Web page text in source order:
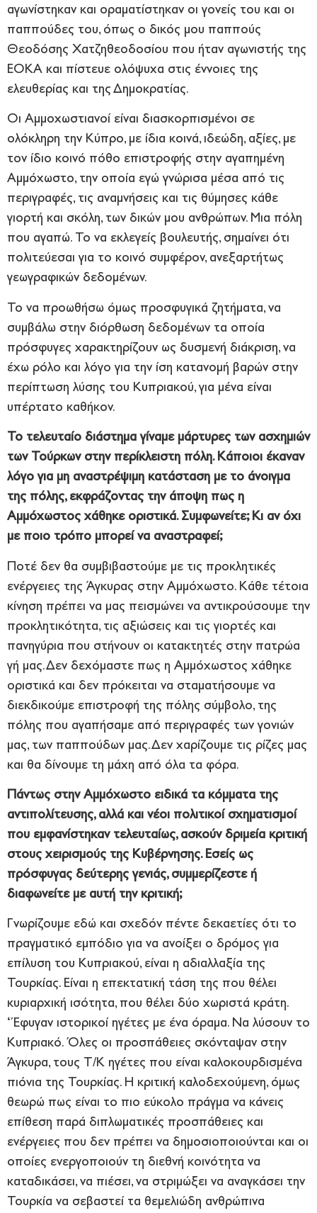
αγωνίστηκαν και οραματίστηκαν οι γονείς του και οι
παππούδες του, όπως ο δικός μου παππούς
Θεοδόσης Χατζηθεοδοσίου που ήταν αγωνιστής της
ΕΟΚΑ και πίστευε ολόψυχα στις έννοιες της
ελευθερίας και της Δημοκρατίας.
Οι Αμμοχωστιανοί είναι διασκορπισμένοι σε
ολόκληρη την Κύπρο, με ίδια κοινά, ιδεώδη, αξίες, με
τον ίδιο κοινό πόθο επιστροφής στην αγαπημένη
Αμμόχωστο, την οποία εγώ γνώρισα μέσα από τις
περιγραφές, τις αναμνήσεις και τις θύμησες κάθε
γιορτή και σκόλη, των δικών μου ανθρώπων. Μια πόλη
που αγαπώ. Το να εκλεγείς βουλευτής, σημαίνει ότι
πολιτεύεσαι για το κοινό συμφέρον, ανεξαρτήτως
γεωγραφικών δεδομένων.
Το να προωθήσω όμως προσφυγικά ζητήματα, να
συμβάλω στην διόρθωση δεδομένων τα οποία
πρόσφυγες χαρακτηρίζουν ως δυσμενή διάκριση, να
έχω ρόλο και λόγο για την ίση κατανομή βαρών στην
περίπτωση λύσης του Κυπριακού, για μένα είναι
υπέρτατο καθήκον.
Το τελευταίο διάστημα γίναμε μάρτυρες των ασχημιών
των Τούρκων στην περίκλειστη πόλη. Κάποιοι έκαναν
λόγο για μη αναστρέψιμη κατάσταση με το άνοιγμα
της πόλης, εκφράζοντας την άποψη πως η
Αμμόχωστος χάθηκε οριστικά. Συμφωνείτε; Κι αν όχι
με ποιο τρόπο μπορεί να αναστραφεί;
Ποτέ δεν θα συμβιβαστούμε με τις προκλητικές
ενέργειες της Άγκυρας στην Αμμόχωστο. Κάθε τέτοια
κίνηση πρέπει να μας πεισμώνει να αντικρούσουμε την
προκλητικότητα, τις αξιώσεις και τις γιορτές και
πανηγύρια που στήνουν οι κατακτητές στην πατρώα
γή μας. Δεν δεχόμαστε πως η Αμμόχωστος χάθηκε
οριστικά και δεν πρόκειται να σταματήσουμε να
διεκδικούμε επιστροφή της πόλης σύμβολο, της
πόλης που αγαπήσαμε από περιγραφές των γονιών
μας, των παππούδων μας. Δεν χαρίζουμε τις ρίζες μας
και θα δίνουμε τη μάχη από όλα τα φόρα.
Πάντως στην Αμμόχωστο ειδικά τα κόμματα της
αντιπολίτευσης, αλλά και νέοι πολιτικοί σχηματισμοί
που εμφανίστηκαν τελευταίως, ασκούν δριμεία κριτική
στους χειρισμούς της Κυβέρνησης. Εσείς ως
πρόσφυγας δεύτερης γενιάς, συμμερίζεστε ή
διαφωνείτε με αυτή την κριτική;
Γνωρίζουμε εδώ και σχεδόν πέντε δεκαετίες ότι το
πραγματικό εμπόδιο για να ανοίξει ο δρόμος για
επίλυση του Κυπριακού, είναι η αδιαλλαξία της
Τουρκίας. Είναι η επεκτατική τάση της που θέλει
κυριαρχική ισότητα, που θέλει δύο χωριστά κράτη.
‘Έφυγαν ιστορικοί ηγέτες με ένα όραμα. Να λύσουν το
Κυπριακό. Όλες οι προσπάθειες σκόνταψαν στην
Άγκυρα, τους Τ/Κ ηγέτες που είναι καλοκουρδισμένα
πιόνια της Τουρκίας. Η κριτική καλοδεχούμενη, όμως
θεωρώ πως είναι το πιο εύκολο πράγμα να κάνεις
επίθεση παρά διπλωματικές προσπάθειες και
ενέργειες που δεν πρέπει να δημοσιοποιούνται και οι
οποίες ενεργοποιούν τη διεθνή κοινότητα να
καταδικάσει, να πιέσει, να στριμώξει να αναγκάσει την
Τουρκία να σεβαστεί τα θεμελιώδη ανθρώπινα